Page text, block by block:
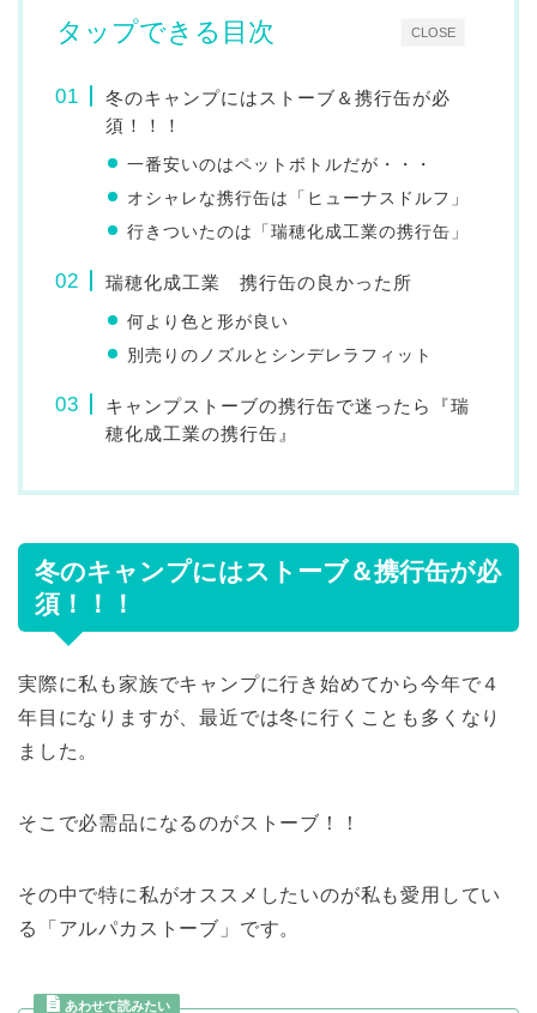
CLOSE
タップできる目次
冬のキャンプにはストーブ＆携行缶が必
須！！！
一番安いのはペットボトルだが・・・
オシャレな携行缶は「ヒューナスドルフ」
行きついたのは「瑞穂化成工業の携行缶」
瑞穂化成工業 携行缶の良かった所
何より色と形が良い
別売りのノズルとシンデレラフィット
キャンプストーブの携行缶で迷ったら『瑞
穂化成工業の携行缶』
冬のキャンプにはストーブ＆携行缶が必
須！！！
実際に私も家族でキャンプに行き始めてから今年で４
年目になりますが、最近では冬に行くことも多くなり
ました。
そこで必需品になるのがストーブ！！
その中で特に私がオススメしたいのが私も愛用してい
る「アルパカストーブ」です。